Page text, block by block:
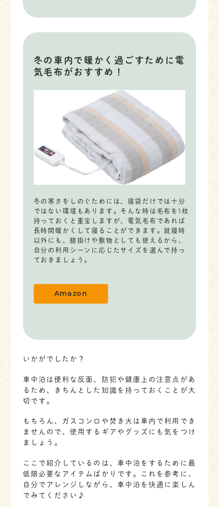
冬の車内で暖かく過ごすために電
気毛布がおすすめ！
冬の寒さをしのぐためには、寝袋だけでは十分
ではない環境もあります。そんな時は毛布を1枚
持っておくと重宝しますが、電気毛布であれば
長時間暖かくして寝ることができます。就寝時
以外にも、膝掛けや敷物としても使えるから、
自分の利用シーンに応じたサイズを選んで持っ
ておきましょう。
Amazon
いかがでしたか？
車中泊は便利な反面、防犯や健康上の注意点があ
るため、きちんとした知識を持っておくことが大
切です。
もちろん、ガスコンロや焚き火は車内で利用でき
ませんので、使用するギアやグッズにも気をつけ
ましょう。
ここで紹介しているのは、車中泊をするために最
低限必要なアイテムばかりです。これを参考に、
自分でアレンジしながら、車中泊を快適に楽しん
でみてください♪